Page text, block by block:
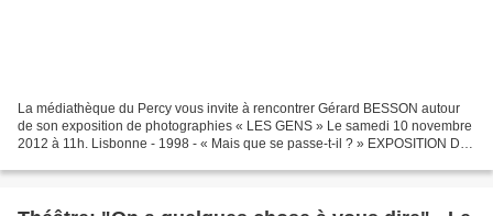
La médiathèque du Percy vous invite à rencontrer Gérard BESSON autour
de son exposition de photographies « LES GENS » Le samedi 10 novembre
2012 à 11h. Lisbonne - 1998 - « Mais que se passe-t-il ? » EXPOSITION DU